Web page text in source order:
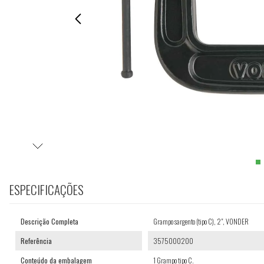
ESPECIFICAÇÕES
Descrição Completa
Grampo sargento (tipo C), 2", VONDER
Referência
3575000200
Conteúdo da embalagem
1 Grampo tipo C.